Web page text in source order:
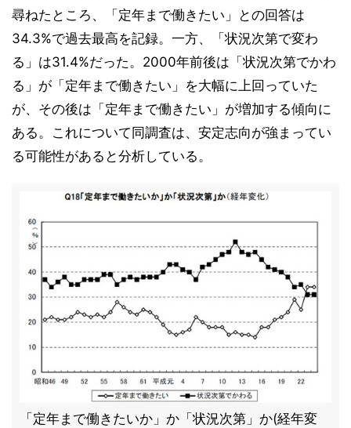
尋ねたところ、「定年まで働きたい」との回答は
34.3%で過去最高を記録。一方、「状況次第で変わ
る」は31.4%だった。2000年前後は「状況次第でかわ
る」が「定年まで働きたい」を大幅に上回っていた
が、その後は「定年まで働きたい」が増加する傾向に
ある。これについて同調査は、安定志向が強まってい
る可能性があると分析している。
「定年まで働きたいか」か「状況次第」か(経年変